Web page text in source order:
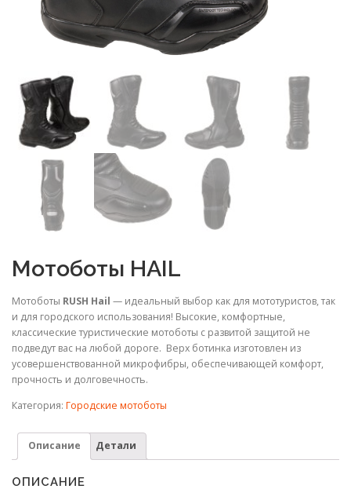
Мотоботы HAIL
Мотоботы RUSH Hail — идеальный выбор как для мототуристов, так
и для городского использования! Высокие, комфортные,
классические туристические мотоботы с развитой защитой не
подведут вас на любой дороге. Верх ботинка изготовлен из
усовершенствованной микрофибры, обеспечивающей комфорт,
прочность и долговечность.
Категория: Городские мотоботы
Описание Детали
ОПИСАНИЕ